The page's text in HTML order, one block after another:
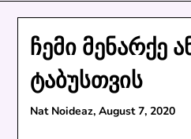
ჩემი მენარქე
ტაბუსთვის
Nat Noideaz,August 7, 2020